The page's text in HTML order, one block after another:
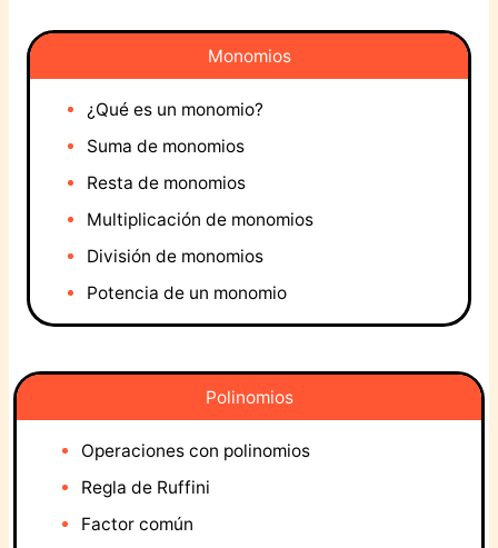
Monomios
¿Qué es un monomio?
Suma de monomios
Resta de monomios
Multiplicación de monomios
División de monomios
Potencia de un monomio
Polinomios
Operaciones con polinomios
Regla de Ruffini
Factor común